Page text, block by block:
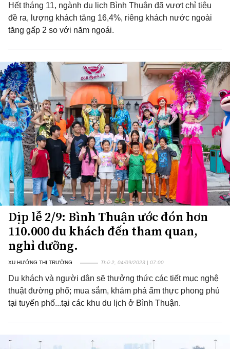
Hết tháng 11, ngành du lịch Bình Thuận đã vượt chỉ tiêu
đề ra, lượng khách tăng 16,4%, riêng khách nước ngoài
tăng gấp 2 so với năm ngoái.
Dịp lễ 2/9: Bình Thuận ước đón hơn
110.000 du khách đến tham quan,
nghỉ dưỡng.
XU HƯỚNG THỊ TRƯỜNG Thứ 2, 04/09/2023 | 07:00
Du khách và người dân sẽ thưởng thức các tiết mục nghệ
thuật đường phố; mua sắm, khám phá ẩm thực phong phú
tại tuyến phố...tại các khu du lịch ở Bình Thuận.